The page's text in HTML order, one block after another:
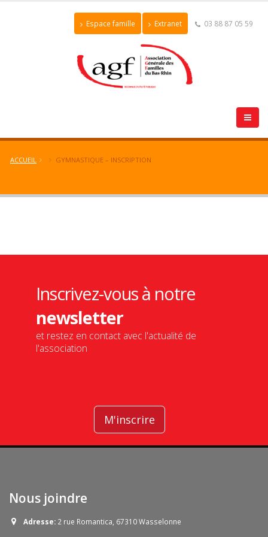
Espace famille Extranet 03 88 87 05 59
ACCUEIL GYMNASTIQUE – INSCRIPTION
Inscrivez-vous à notre
newsletter
et restez en contact avec l'actualité de
l'association
M'inscrire
Nous joindre
Adresse: 2 rue Romantica, 67310 Wasselonne